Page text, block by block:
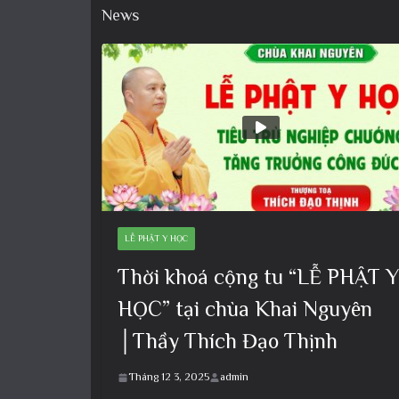
News
LỄ PHẬT Y HỌC
Thời khoá cộng tu “LỄ PHẬT Y
HỌC” tại chùa Khai Nguyên
│Thầy Thích Đạo Thịnh
Tháng 12 3, 2025 admin